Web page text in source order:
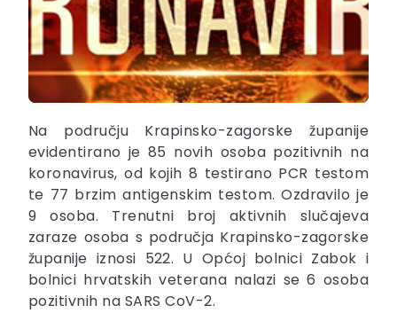
Na području Krapinsko-zagorske županije
evidentirano je 85 novih osoba pozitivnih na
koronavirus, od kojih 8 testirano PCR testom
te 77 brzim antigenskim testom. Ozdravilo je
9 osoba. Trenutni broj aktivnih slučajeva
zaraze osoba s područja Krapinsko-zagorske
županije iznosi 522. U Općoj bolnici Zabok i
bolnici hrvatskih veterana nalazi se 6 osoba
pozitivnih na SARS CoV-2.